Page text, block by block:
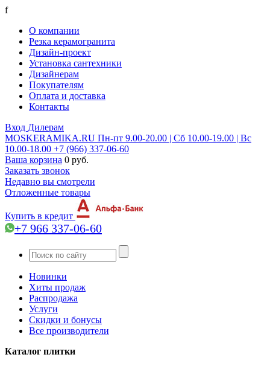
f
О компании
Резка керамогранита
Дизайн-проект
Установка сантехники
Дизайнерам
Покупателям
Оплата и доставка
Контакты
Вход Дилерам
MOSKERAMIKA.RU Пн-пт 9.00-20.00 | Сб 10.00-19.00 | Вс
10.00-18.00 +7 (966) 337-06-60
Ваша корзина 0 руб.
Заказать звонок
Недавно вы смотрели
Отложенные товары
Купить в кредит
+7 966 337-06-60
Новинки
Хиты продаж
Распродажа
Услуги
Скидки и бонусы
Все производители
Каталог плитки